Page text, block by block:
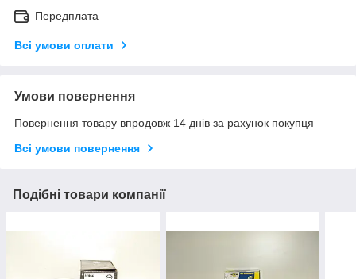
Передплата
Всі умови оплати
Умови повернення
Повернення товару впродовж 14 днів за рахунок покупця
Всі умови повернення
Подібні товари компанії